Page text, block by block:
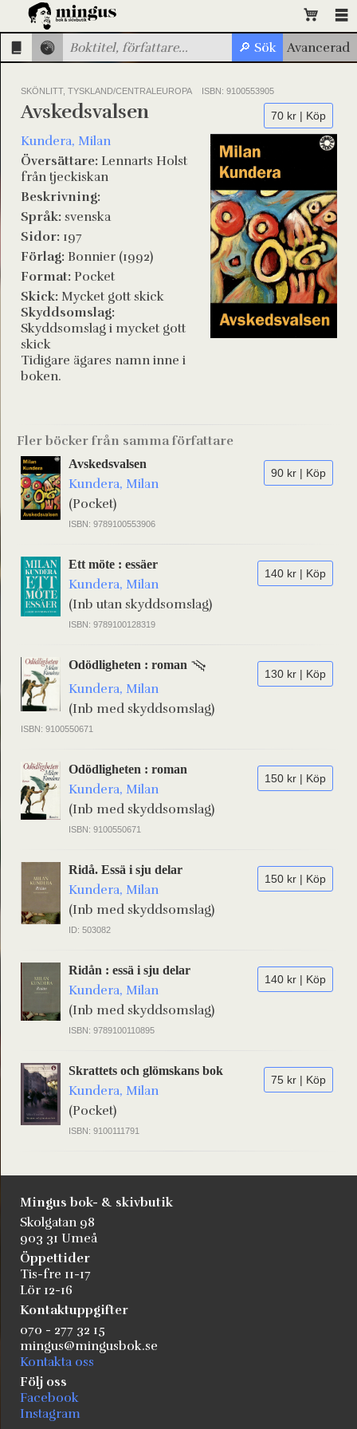
SKÖNLITT, TYSKLAND/CENTRALEUROPA ISBN: 9100553905
70 kr | Köp
Avskedsvalsen
Kundera, Milan
Översättare: Lennarts Holst
från tjeckiskan
Beskrivning:
Språk: svenska
Sidor: 197
Förlag: Bonnier (1992)
Format: Pocket
Skick: Mycket gott skick
Skyddsomslag:
Skyddsomslag i mycket gott
skick
Tidigare ägares namn inne i
boken.
Fler böcker från samma författare
90 kr | Köp
Avskedsvalsen
Kundera, Milan
(Pocket)
ISBN: 9789100553906
140 kr | Köp
Ett möte : essäer
Kundera, Milan
(Inb utan skyddsomslag)
ISBN: 9789100128319
130 kr | Köp
Odödligheten : roman
Kundera, Milan
(Inb med skyddsomslag)
ISBN: 9100550671
150 kr | Köp
Odödligheten : roman
Kundera, Milan
(Inb med skyddsomslag)
ISBN: 9100550671
150 kr | Köp
Ridå. Essä i sju delar
Kundera, Milan
(Inb med skyddsomslag)
ID: 503082
140 kr | Köp
Ridån : essä i sju delar
Kundera, Milan
(Inb med skyddsomslag)
ISBN: 9789100110895
75 kr | Köp
Skrattets och glömskans bok
Kundera, Milan
(Pocket)
ISBN: 9100111791
Mingus bok- & skivbutik
Skolgatan 98
903 31 Umeå
Öppettider
Tis-fre 11-17
Lör 12-16
Kontaktuppgifter
070 - 277 32 15
mingus@mingusbok.se
Kontakta oss
Följ oss
Facebook
Instagram